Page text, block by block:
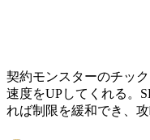
契約モンスターのチッ
速度をUPしてくれる。
れば制限を緩和でき、攻